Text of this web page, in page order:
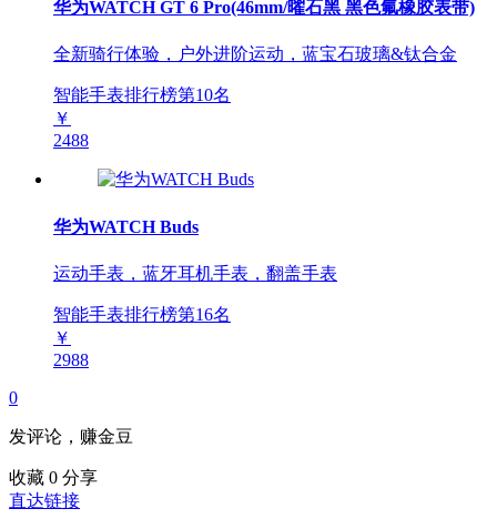
华为WATCH GT 6 Pro(46mm/曜石黑 黑色氟橡胶表带)
全新骑行体验，户外进阶运动，蓝宝石玻璃&钛合金
智能手表排行榜第10名
￥
2488
华为WATCH Buds
运动手表，蓝牙耳机手表，翻盖手表
智能手表排行榜第16名
￥
2988
0
发评论，赚金豆
收藏 0 分享
直达链接